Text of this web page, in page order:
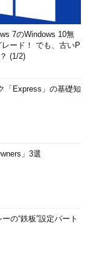
7のWindows 10無
ード！ でも、古いP
(1/2)
「Express」の基礎知
」3選
の“鉄板”設定パート